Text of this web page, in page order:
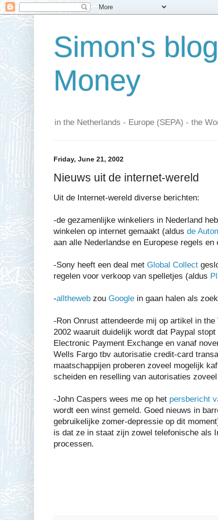
Simon's
Money
in the Netherlands - Europe (SEPA) - the
Friday, June 21, 2002
Nieuws uit de internet-wereld
Uit de Internet-wereld diverse berichten:
-de gezamenlijke winkeliers in Nederland
winkelen op internet gemaakt (aldus de
aan alle Nederlandse en Europese regels en
-Sony heeft een deal met Global Collect
regelen voor verkoop van spelletjes (aldus
-alltheweb zou Google in gaan halen als
-Ron Onrust attendeerde mij op artikel in
2002 waaruit duidelijk wordt dat Paypal
Electronic Payment Exchange en vanaf
Wells Fargo tbv autorisatie credit-card
maatschappijen proberen zoveel mogelijk
scheiden en reselling van autorisaties
-John Caspers wees me op het persbericht
wordt een winst gemeld. Goed nieuws in
gebruikelijke zomer-depressie op dit
is dat ze in staat zijn zowel telefonische als
processen.